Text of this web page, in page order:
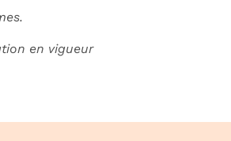
en vigueur